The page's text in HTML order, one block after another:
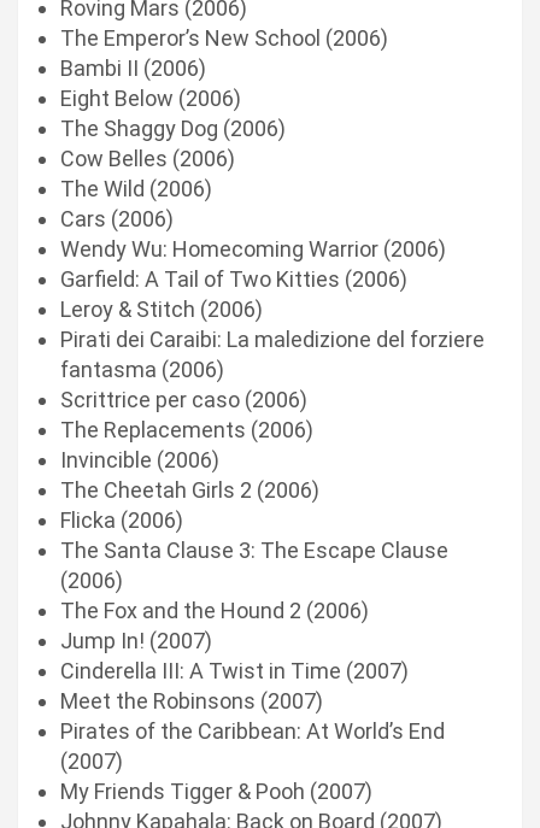
Roving Mars (2006)
The Emperor’s New School (2006)
Bambi II (2006)
Eight Below (2006)
The Shaggy Dog (2006)
Cow Belles (2006)
The Wild (2006)
Cars (2006)
Wendy Wu: Homecoming Warrior (2006)
Garfield: A Tail of Two Kitties (2006)
Leroy & Stitch (2006)
Pirati dei Caraibi: La maledizione del forziere
fantasma (2006)
Scrittrice per caso (2006)
The Replacements (2006)
Invincible (2006)
The Cheetah Girls 2 (2006)
Flicka (2006)
The Santa Clause 3: The Escape Clause
(2006)
The Fox and the Hound 2 (2006)
Jump In! (2007)
Cinderella III: A Twist in Time (2007)
Meet the Robinsons (2007)
Pirates of the Caribbean: At World’s End
(2007)
My Friends Tigger & Pooh (2007)
Johnny Kapahala: Back on Board (2007)